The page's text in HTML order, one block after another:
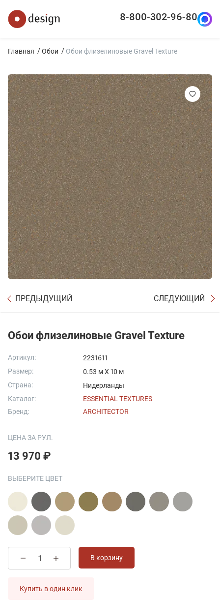
8-800-302-96-80
Главная Обои Обои флизелиновые Gravel Texture
ПРЕДЫДУЩИЙ СЛЕДУЮЩИЙ
Обои флизелиновые Gravel Texture
Артикул:
2231611
Размер:
0.53 м X 10 м
Страна:
Нидерланды
Каталог:
ESSENTIAL TEXTURES
Бренд:
ARCHITECTOR
ЦЕНА ЗА РУЛ.
13 970 ₽
ВЫБЕРИТЕ ЦВЕТ
В корзину
Купить в один клик